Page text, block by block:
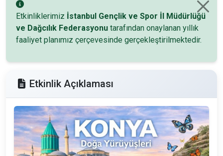
Etkinliklerimiz İstanbul Gençlik ve Spor İl Müdürlüğü
ve Dağcılık Federasyonu tarafından onaylanan yıllık
faaliyet planımız çerçevesinde gerçekleştirilmektedir.
Etkinlik Açıklaması